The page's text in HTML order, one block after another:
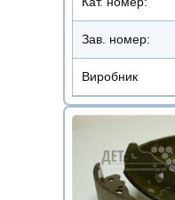
Зав. номер:
Виробник